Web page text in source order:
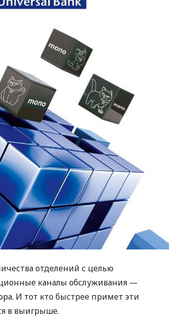
отделений с целью
каналы обслуживания —
И тот кто быстрее примет эти
в выигрыше.